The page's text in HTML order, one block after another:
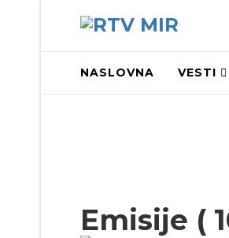
NASLOVNA VESTI
Emisije (